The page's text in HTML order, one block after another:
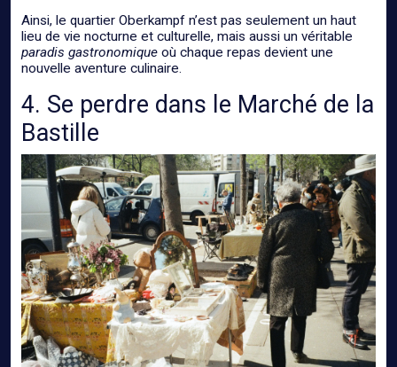
Ainsi, le quartier Oberkampf n’est pas seulement un haut
lieu de vie nocturne et culturelle, mais aussi un véritable
paradis gastronomique où chaque repas devient une
nouvelle aventure culinaire.
4. Se perdre dans le Marché de la
Bastille